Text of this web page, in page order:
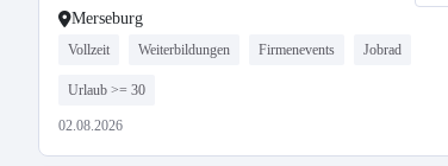
Merseburg
Vollzeit Weiterbildungen Firmenevents Jobrad
Urlaub >= 30
02.08.2026